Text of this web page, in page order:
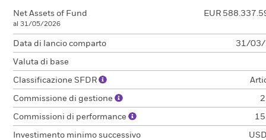
Net Assets of Fund
al 31/05/2026
EUR
Data di lancio comparto 31/03/
Valuta di base
Classificazione SFDR
Commissione di gestione
Commissioni di performance
Investimento minimo successivo